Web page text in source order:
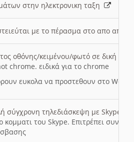
στην ηλεκτρονικη ταξη
με το πέρασμα στο απο
οθόνης/κειμένου/φωτό σε δική
chrome. ειδικά για το chrome
ευκολα να προστεθουν στο Word
σύγχρονη τηλεδιάσκεψη με Skype
κομματι του Skype. Επιτρέπει